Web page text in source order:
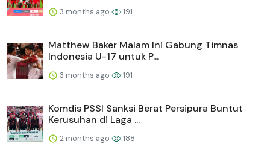
3 months ago 191
Matthew Baker Malam Ini Gabung Timnas
Indonesia U-17 untuk P...
3 months ago 191
Komdis PSSI Sanksi Berat Persipura Buntut
Kerusuhan di Laga ...
2 months ago 188